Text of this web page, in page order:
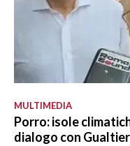
MULTIMEDIA
Porro: isole
dialogo con